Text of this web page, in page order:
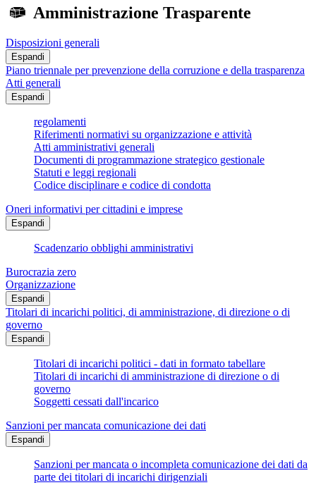
Amministrazione Trasparente
Disposizioni generali
Espandi
Piano triennale per prevenzione della corruzione e della trasparenza
Atti generali
Espandi
regolamenti
Riferimenti normativi su organizzazione e attività
Atti amministrativi generali
Documenti di programmazione strategico gestionale
Statuti e leggi regionali
Codice disciplinare e codice di condotta
Oneri informativi per cittadini e imprese
Espandi
Scadenzario obblighi amministrativi
Burocrazia zero
Organizzazione
Espandi
Titolari di incarichi politici, di amministrazione, di direzione o di
governo
Espandi
Titolari di incarichi politici - dati in formato tabellare
Titolari di incarichi di amministrazione di direzione o di
governo
Soggetti cessati dall'incarico
Sanzioni per mancata comunicazione dei dati
Espandi
Sanzioni per mancata o incompleta comunicazione dei dati da
parte dei titolari di incarichi dirigenziali